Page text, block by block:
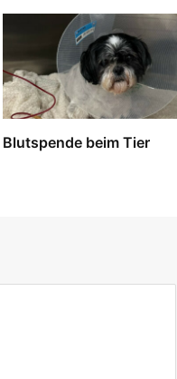
Blutspende beim Tier